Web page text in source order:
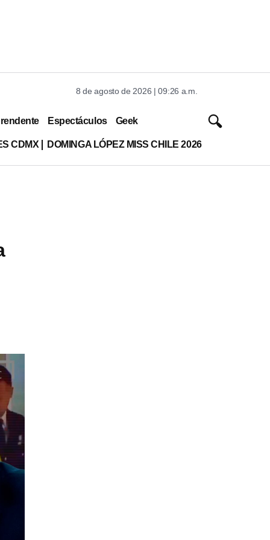
8 de agosto de 2026 | 09:26 a.m.
Espectáculos Geek
CDMX DOMINGA LÓPEZ MISS CHILE 2026